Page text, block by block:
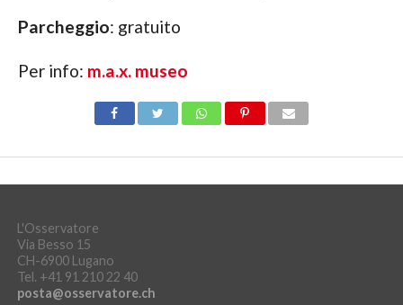
Parcheggio: gratuito
Per info: m.a.x. museo
L'Osservatore
Via Besso 15
CH-6900 Lugano
Tel. +41 91 210 22 40
posta@osservatore.ch